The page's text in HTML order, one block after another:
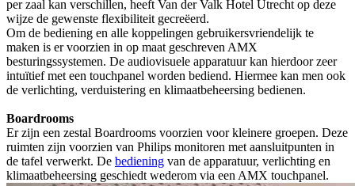
per zaal kan verschillen, heeft Van der Valk Hotel Utrecht op deze
wijze de gewenste flexibiliteit gecreëerd.
Om de bediening en alle koppelingen gebruikersvriendelijk te
maken is er voorzien in op maat geschreven AMX
besturingssystemen. De audiovisuele apparatuur kan hierdoor zeer
intuïtief met een touchpanel worden bediend. Hiermee kan men ook
de verlichting, verduistering en klimaatbeheersing bedienen.
Boardrooms
Er zijn een zestal Boardrooms voorzien voor kleinere groepen. Deze
ruimten zijn voorzien van Philips monitoren met aansluitpunten in
de tafel verwerkt. De bediening van de apparatuur, verlichting en
klimaatbeheersing geschiedt wederom via een AMX touchpanel.